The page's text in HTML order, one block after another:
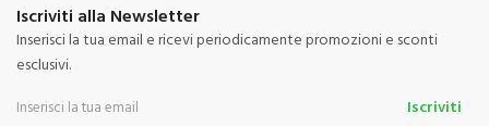
Iscriviti alla Newsletter
Inserisci la tua email e ricevi periodicamente promozioni e sconti
esclusivi.
Iscriviti